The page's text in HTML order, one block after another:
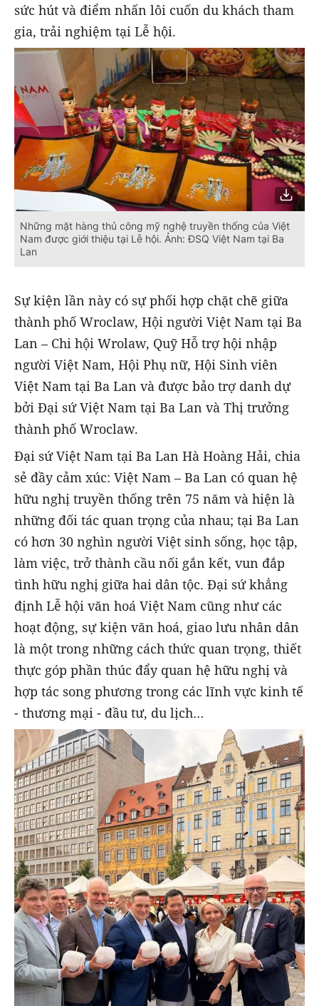
sức hút và điểm nhấn lôi cuốn du khách tham
gia, trải nghiệm tại Lễ hội.
Những mặt hàng thủ công mỹ nghệ truyền thống của Việt
Nam được giới thiệu tại Lễ hội. Ảnh: ĐSQ Việt Nam tại Ba
Lan
Sự kiện lần này có sự phối hợp chặt chẽ giữa
thành phố Wroclaw, Hội người Việt Nam tại Ba
Lan – Chi hội Wrolaw, Quỹ Hỗ trợ hội nhập
người Việt Nam, Hội Phụ nữ, Hội Sinh viên
Việt Nam tại Ba Lan và được bảo trợ danh dự
bởi Đại sứ Việt Nam tại Ba Lan và Thị trưởng
thành phố Wroclaw.
Đại sứ Việt Nam tại Ba Lan Hà Hoàng Hải, chia
sẻ đầy cảm xúc: Việt Nam – Ba Lan có quan hệ
hữu nghị truyền thống trên 75 năm và hiện là
những đối tác quan trọng của nhau; tại Ba Lan
có hơn 30 nghìn người Việt sinh sống, học tập,
làm việc, trở thành cầu nối gắn kết, vun đắp
tình hữu nghị giữa hai dân tộc. Đại sứ khẳng
định Lễ hội văn hoá Việt Nam cũng như các
hoạt động, sự kiện văn hoá, giao lưu nhân dân
là một trong những cách thức quan trọng, thiết
thực góp phần thúc đẩy quan hệ hữu nghị và
hợp tác song phương trong các lĩnh vực kinh tế
- thương mại - đầu tư, du lịch…